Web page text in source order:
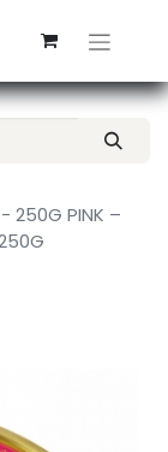
- 250G PINK –